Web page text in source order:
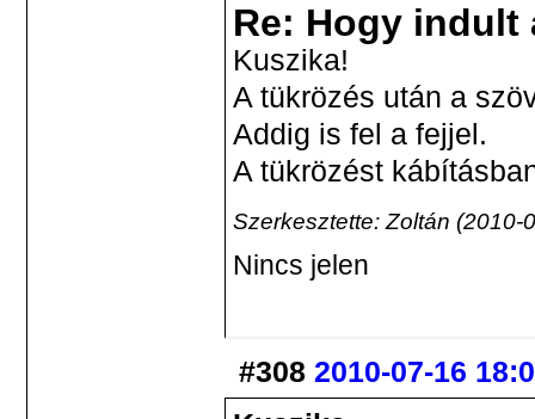
Re: Hogy indult
Kuszika!
A tükrözés után a
Addig is fel a fejjel.
A tükrözést
Szerkesztette: Zoltán (2010-
Nincs jelen
#308 2010-07-16